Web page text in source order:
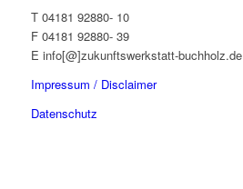
T 04181 92880- 10
F 04181 92880- 39
E info[@]zukunftswerkstatt-buchholz.de
Impressum / Disclaimer
Datenschutz